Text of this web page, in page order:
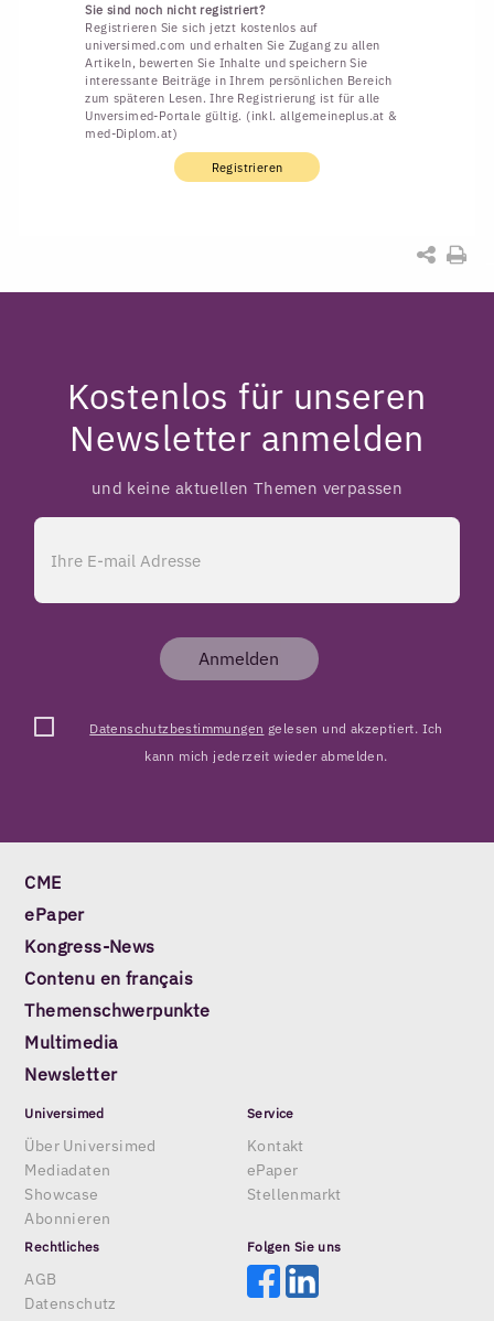
Sie sind noch nicht registriert?
Registrieren Sie sich jetzt kostenlos auf
universimed.com und erhalten Sie Zugang zu allen
Artikeln, bewerten Sie Inhalte und speichern Sie
interessante Beiträge in Ihrem persönlichen Bereich
zum späteren Lesen. Ihre Registrierung ist für alle
Unversimed-Portale gültig. (inkl. allgemeineplus.at &
med-Diplom.at)
Registrieren
Kostenlos für unseren
Newsletter anmelden
und keine aktuellen Themen verpassen
Anmelden
Datenschutzbestimmungen gelesen und akzeptiert. Ich
kann mich jederzeit wieder abmelden.
CME
ePaper
Kongress-News
Contenu en français
Themenschwerpunkte
Multimedia
Newsletter
Universimed
Über Universimed
Mediadaten
Showcase
Abonnieren
Service
Kontakt
ePaper
Stellenmarkt
Rechtliches
AGB
Datenschutz
Folgen Sie uns